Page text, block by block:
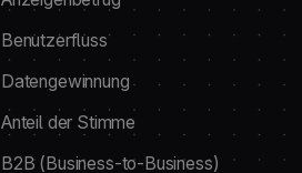
Benutzerfluss
Datengewinnung
Anteil der Stimme
B2B (Business-to-Business)